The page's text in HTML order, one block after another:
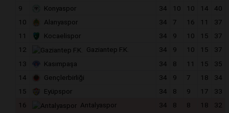
9
Konyaspor 34 10 10 14
40
10
Alanyaspor 34 7 16 11
37
11
Kocaelispor 34 9 10 15
37
12
Gaziantep F.K. 34 9 10 15
37
13
Kasımpaşa 34 8 11 15
35
14
Gençlerbirliği 34 9 7 18
34
15
Eyüpspor 34 8 9 17
33
16
Antalyaspor 34 8 8 18
32